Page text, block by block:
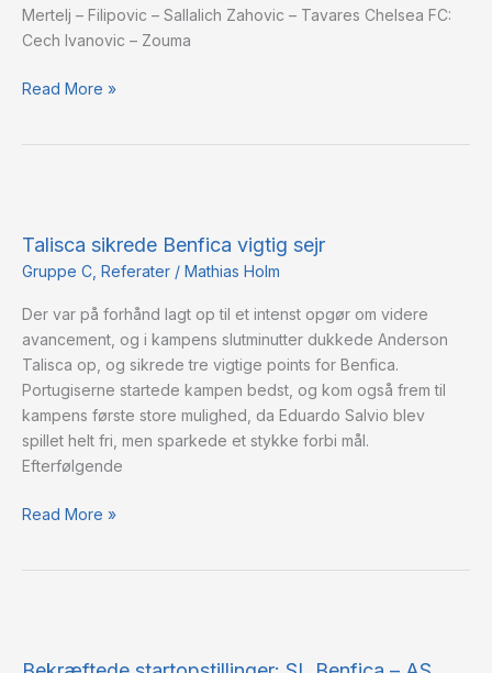
Mertelj – Filipovic – Sallalich Zahovic – Tavares Chelsea FC:
Cech Ivanovic – Zouma
Read More »
Talisca sikrede Benfica vigtig sejr
Gruppe C, Referater / Mathias Holm
Der var på forhånd lagt op til et intenst opgør om videre
avancement, og i kampens slutminutter dukkede Anderson
Talisca op, og sikrede tre vigtige points for Benfica.
Portugiserne startede kampen bedst, og kom også frem til
kampens første store mulighed, da Eduardo Salvio blev
spillet helt fri, men sparkede et stykke forbi mål.
Efterfølgende
Benfica
vigtig
Read More »